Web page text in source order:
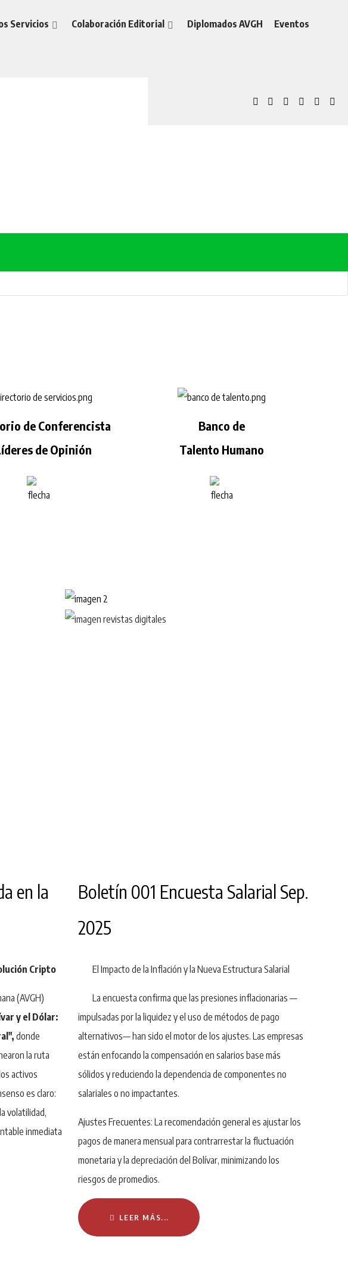
Servicios Colaboración Editorial Diplomados AVGH Eventos
de Conferencista
de Opinión
Banco de
Talento Humano
en la
Cripto
(AVGH)
y el Dólar:
donde
la ruta
activos
es claro:
volatilidad,
inmediata
Boletín 001 Encuesta Salarial Sep.
2025
El Impacto de la Inflación y la Nueva Estructura Salarial
La encuesta confirma que las presiones inflacionarias —
impulsadas por la liquidez y el uso de métodos de pago
alternativos— han sido el motor de los ajustes. Las empresas
están enfocando la compensación en salarios base más
sólidos y reduciendo la dependencia de componentes no
salariales o no impactantes.
Ajustes Frecuentes: La recomendación general es ajustar los
pagos de manera mensual para contrarrestar la fluctuación
monetaria y la depreciación del Bolívar, minimizando los
riesgos de promedios.
LEER MÁS...